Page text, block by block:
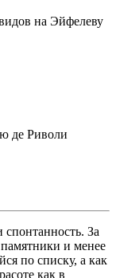
на Эйфелеву
де Риволи
За
и менее
по списку, а как
как в